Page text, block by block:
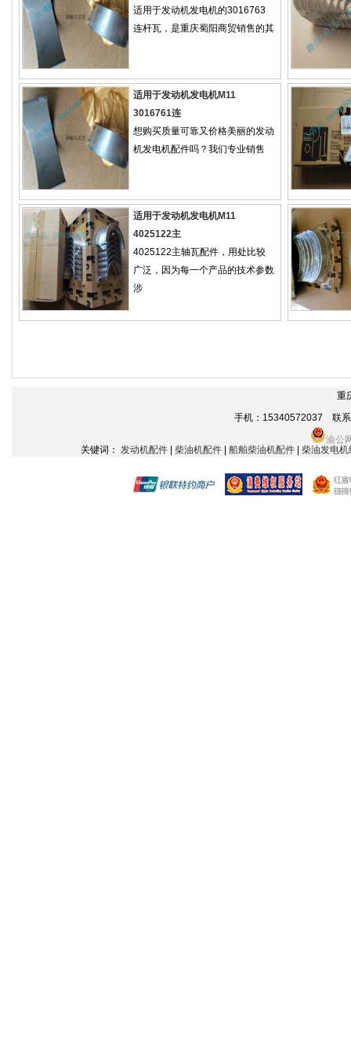
适用于发动机发电机的3016763
连杆瓦，是重庆蜀阳商贸销售的其
适用于发动机发电机M11
3016761连
想购买质量可靠又价格美丽的发动
机发电机配件吗？我们专业销售
适用于发动机发电机M11
4025122主
4025122主轴瓦配件，用处比较
广泛，因为每一个产品的技术参数
涉
重
手机：15340572037 联
渝公
关键词： 发动机配件 | 柴油机配件 | 船舶柴油机配件 | 柴油发电机